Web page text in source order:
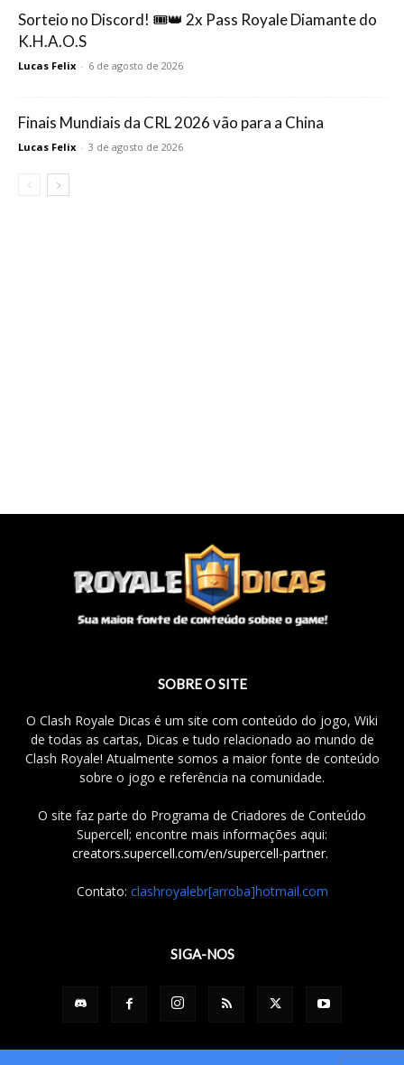
Sorteio no Discord! 🎟️👑 2x Pass Royale Diamante do
K.H.A.O.S
Lucas Felix - 6 de agosto de 2026
Finais Mundiais da CRL 2026 vão para a China
Lucas Felix - 3 de agosto de 2026
SOBRE O SITE
O Clash Royale Dicas é um site com conteúdo do jogo, Wiki
de todas as cartas, Dicas e tudo relacionado ao mundo de
Clash Royale! Atualmente somos a maior fonte de conteúdo
sobre o jogo e referência na comunidade.
O site faz parte do Programa de Criadores de Conteúdo
Supercell; encontre mais informações aqui:
creators.supercell.com/en/supercell-partner.
Contato: clashroyalebr[arroba]hotmail.com
SIGA-NOS